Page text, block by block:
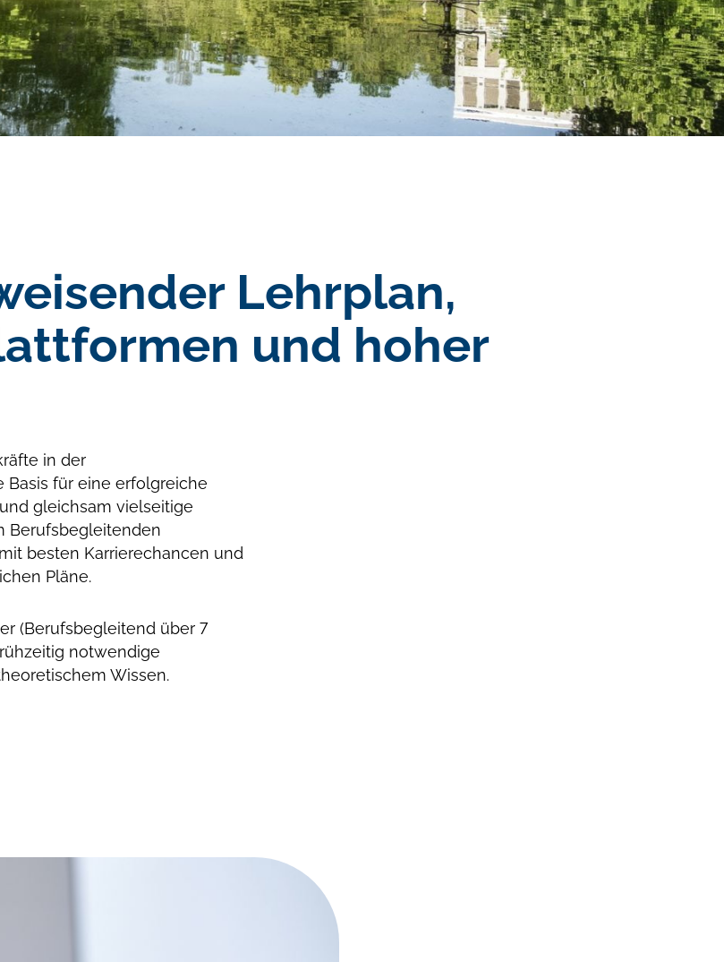
Lehrplan,
und hoher
in der
für eine erfolgreiche
gleichsam vielseitige
Berufsbegleitenden
besten Karrierechancen und
Pläne.
(Berufsbegleitend über 7
notwendige
Wissen.